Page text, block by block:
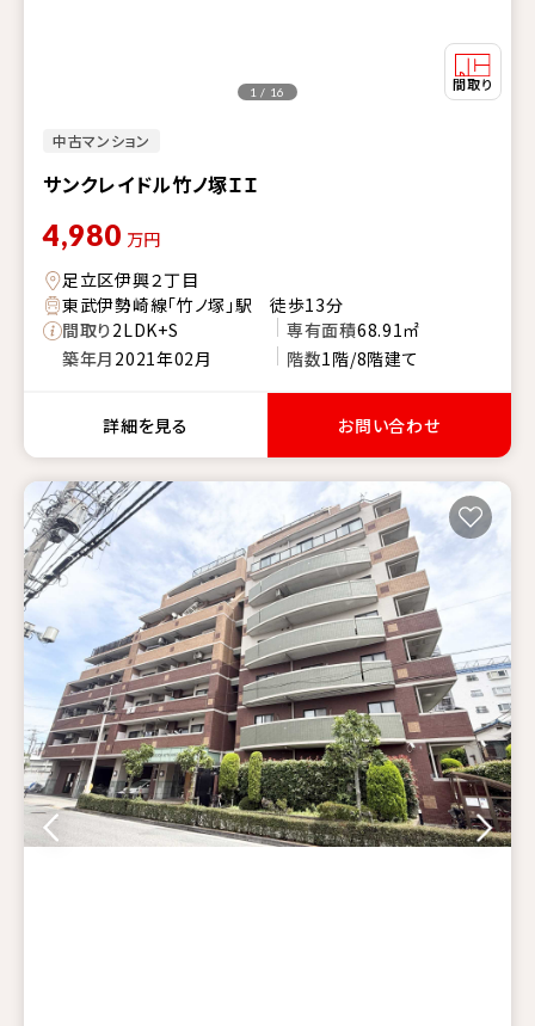
中古マンション
サンクレイドル竹ノ塚ＩＩ
1 / 16
4,980 万円
足立区伊興２丁目
東武伊勢崎線「竹ノ塚」駅 徒歩13分
間取り2LDK+S 専有面積68.91㎡
築年月 2021年02月 階数1階/8階建て
詳細を見る お問い合わせ